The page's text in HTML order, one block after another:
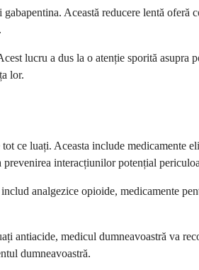
Această reducere lentă oferă
lucru a dus la o atenție sporită
lor.
ce luați. Aceasta include medicamente
interacțiunilor potențial
analgezice opioide, medicamente
antiacide, medicul dumneavoastră va
dumneavoastră.